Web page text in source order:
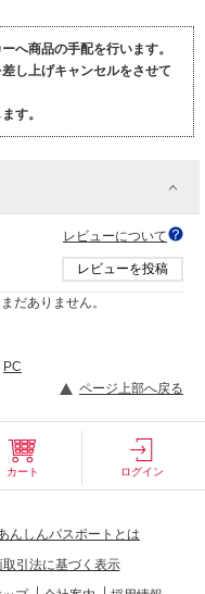
へ商品の手配を行います。
し上げキャンセルをさせて
す。
レビューについて
レビューを投稿
だありません。
PC
ページ上部へ戻る
カート ログイン
んしんパスポートとは
取引法に基づく表示